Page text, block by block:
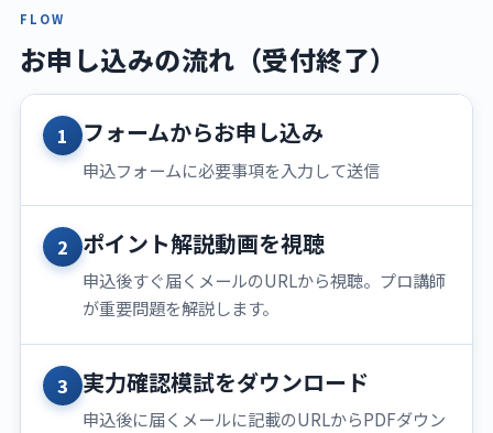
FLOW
お申し込みの流れ（受付終了）
1 フォームからお申し込み
申込フォームに必要事項を入力して送信
2 ポイント解説動画を視聴
申込後すぐ届くメールのURLから視聴。プロ講師
が重要問題を解説します。
3 実力確認模試をダウンロード
申込後に届くメールに記載のURLからPDFダウン